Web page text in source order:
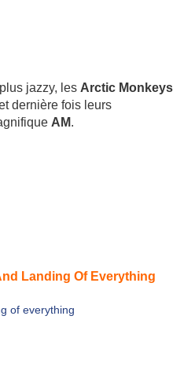
jazzy, les Arctic Monkeys
dernière fois leurs
AM.
Landing Of Everything